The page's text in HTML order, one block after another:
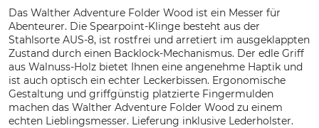
Das Walther Adventure Folder Wood ist ein Messer für
Abenteurer. Die Spearpoint-Klinge besteht aus der
Stahlsorte AUS-8, ist rostfrei und arretiert im ausgeklappten
Zustand durch einen Backlock-Mechanismus. Der edle Griff
aus Walnuss-Holz bietet Ihnen eine angenehme Haptik und
ist auch optisch ein echter Leckerbissen. Ergonomische
Gestaltung und griffgünstig platzierte Fingermulden
machen das Walther Adventure Folder Wood zu einem
echten Lieblingsmesser. Lieferung inklusive Lederholster.